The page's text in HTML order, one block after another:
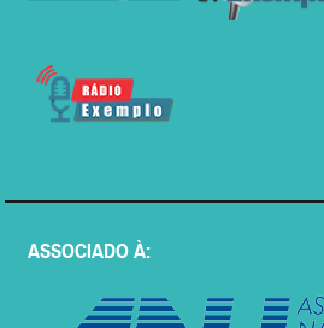
ASSOCIADO À: